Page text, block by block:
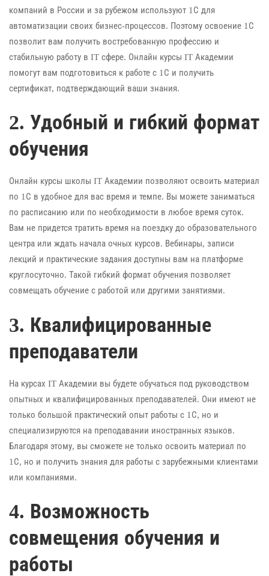
компаний в России и за рубежом используют 1С для
автоматизации своих бизнес-процессов. Поэтому освоение 1С
позволит вам получить востребованную профессию и
стабильную работу в IT сфере. Онлайн курсы IT Академии
помогут вам подготовиться к работе с 1С и получить
сертификат, подтверждающий ваши знания.
2. Удобный и гибкий формат
обучения
Онлайн курсы школы IT Академии позволяют освоить материал
по 1С в удобное для вас время и темпе. Вы можете заниматься
по расписанию или по необходимости в любое время суток.
Вам не придется тратить время на поездку до образовательного
центра или ждать начала очных курсов. Вебинары, записи
лекций и практические задания доступны вам на платформе
круглосуточно. Такой гибкий формат обучения позволяет
совмещать обучение с работой или другими занятиями.
3. Квалифицированные
преподаватели
На курсах IT Академии вы будете обучаться под руководством
опытных и квалифицированных преподавателей. Они имеют не
только большой практический опыт работы с 1С, но и
специализируются на преподавании иностранных языков.
Благодаря этому, вы сможете не только освоить материал по
1С, но и получить знания для работы с зарубежными клиентами
или компаниями.
4. Возможность
совмещения обучения и
работы